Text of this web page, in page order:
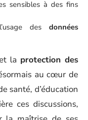
sensibles à des fins
des données
la protection des
au cœur de
santé, d’éducation
ces discussions,